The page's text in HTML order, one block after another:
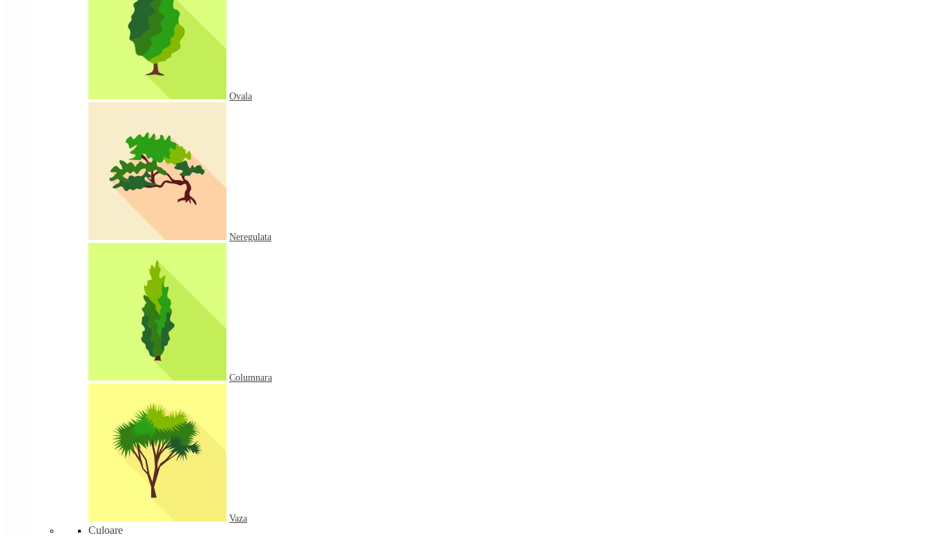
Ovala
Neregulata
Columnara
Vaza
Culoare